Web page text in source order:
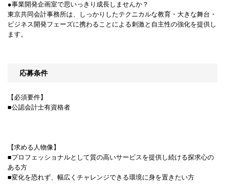
●事業開発企画室で思いっきり成長しませんか？
東京共同会計事務所は、しっかりしたテクニカルな教育・大きな舞台・
ビジネス開発フェーズに携わることによる刺激と自主性の強化を提供し
ます。
応募条件
【必須要件】
■公認会計士有資格者
【求める人物像】
■プロフェッショナルとして質の高いサービスを提供し続ける探求心の
ある方
■変化を恐れず、幅広くチャレンジできる環境に身を置きたい方